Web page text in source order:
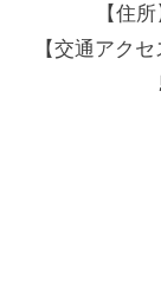
【住
【交通アク